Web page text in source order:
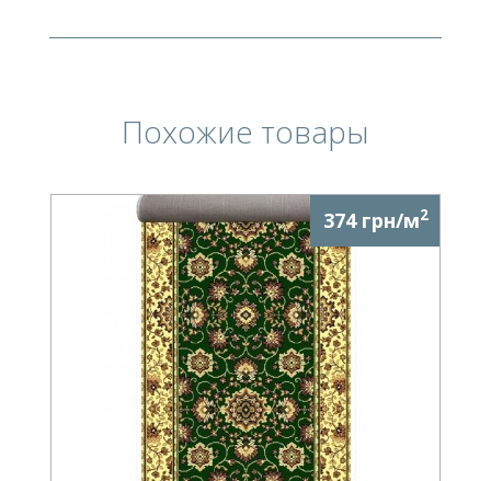
Похожие товары
374 грн/м2